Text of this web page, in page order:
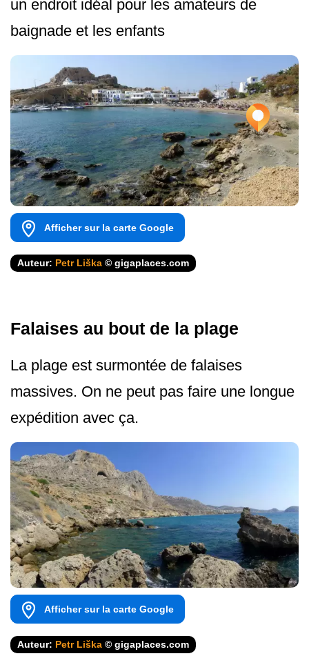
un endroit idéal pour les amateurs de
baignade et les enfants
Afficher sur la carte Google
Auteur: Petr Liška © gigaplaces.com
Falaises au bout de la plage
La plage est surmontée de falaises
massives. On ne peut pas faire une longue
expédition avec ça.
Afficher sur la carte Google
Auteur: Petr Liška © gigaplaces.com